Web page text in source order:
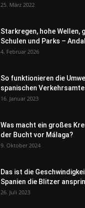
25. März 2022
Starkregen, hohe Wellen,
Schulen und Parks –
4. Februar 2026
So funktionieren die
spanischen
16. Januar 2023
Was macht ein großes
der Bucht vor Málaga?
9. Oktober 2024
Das ist die
Spanien die Blitzer
26. Juli 2023